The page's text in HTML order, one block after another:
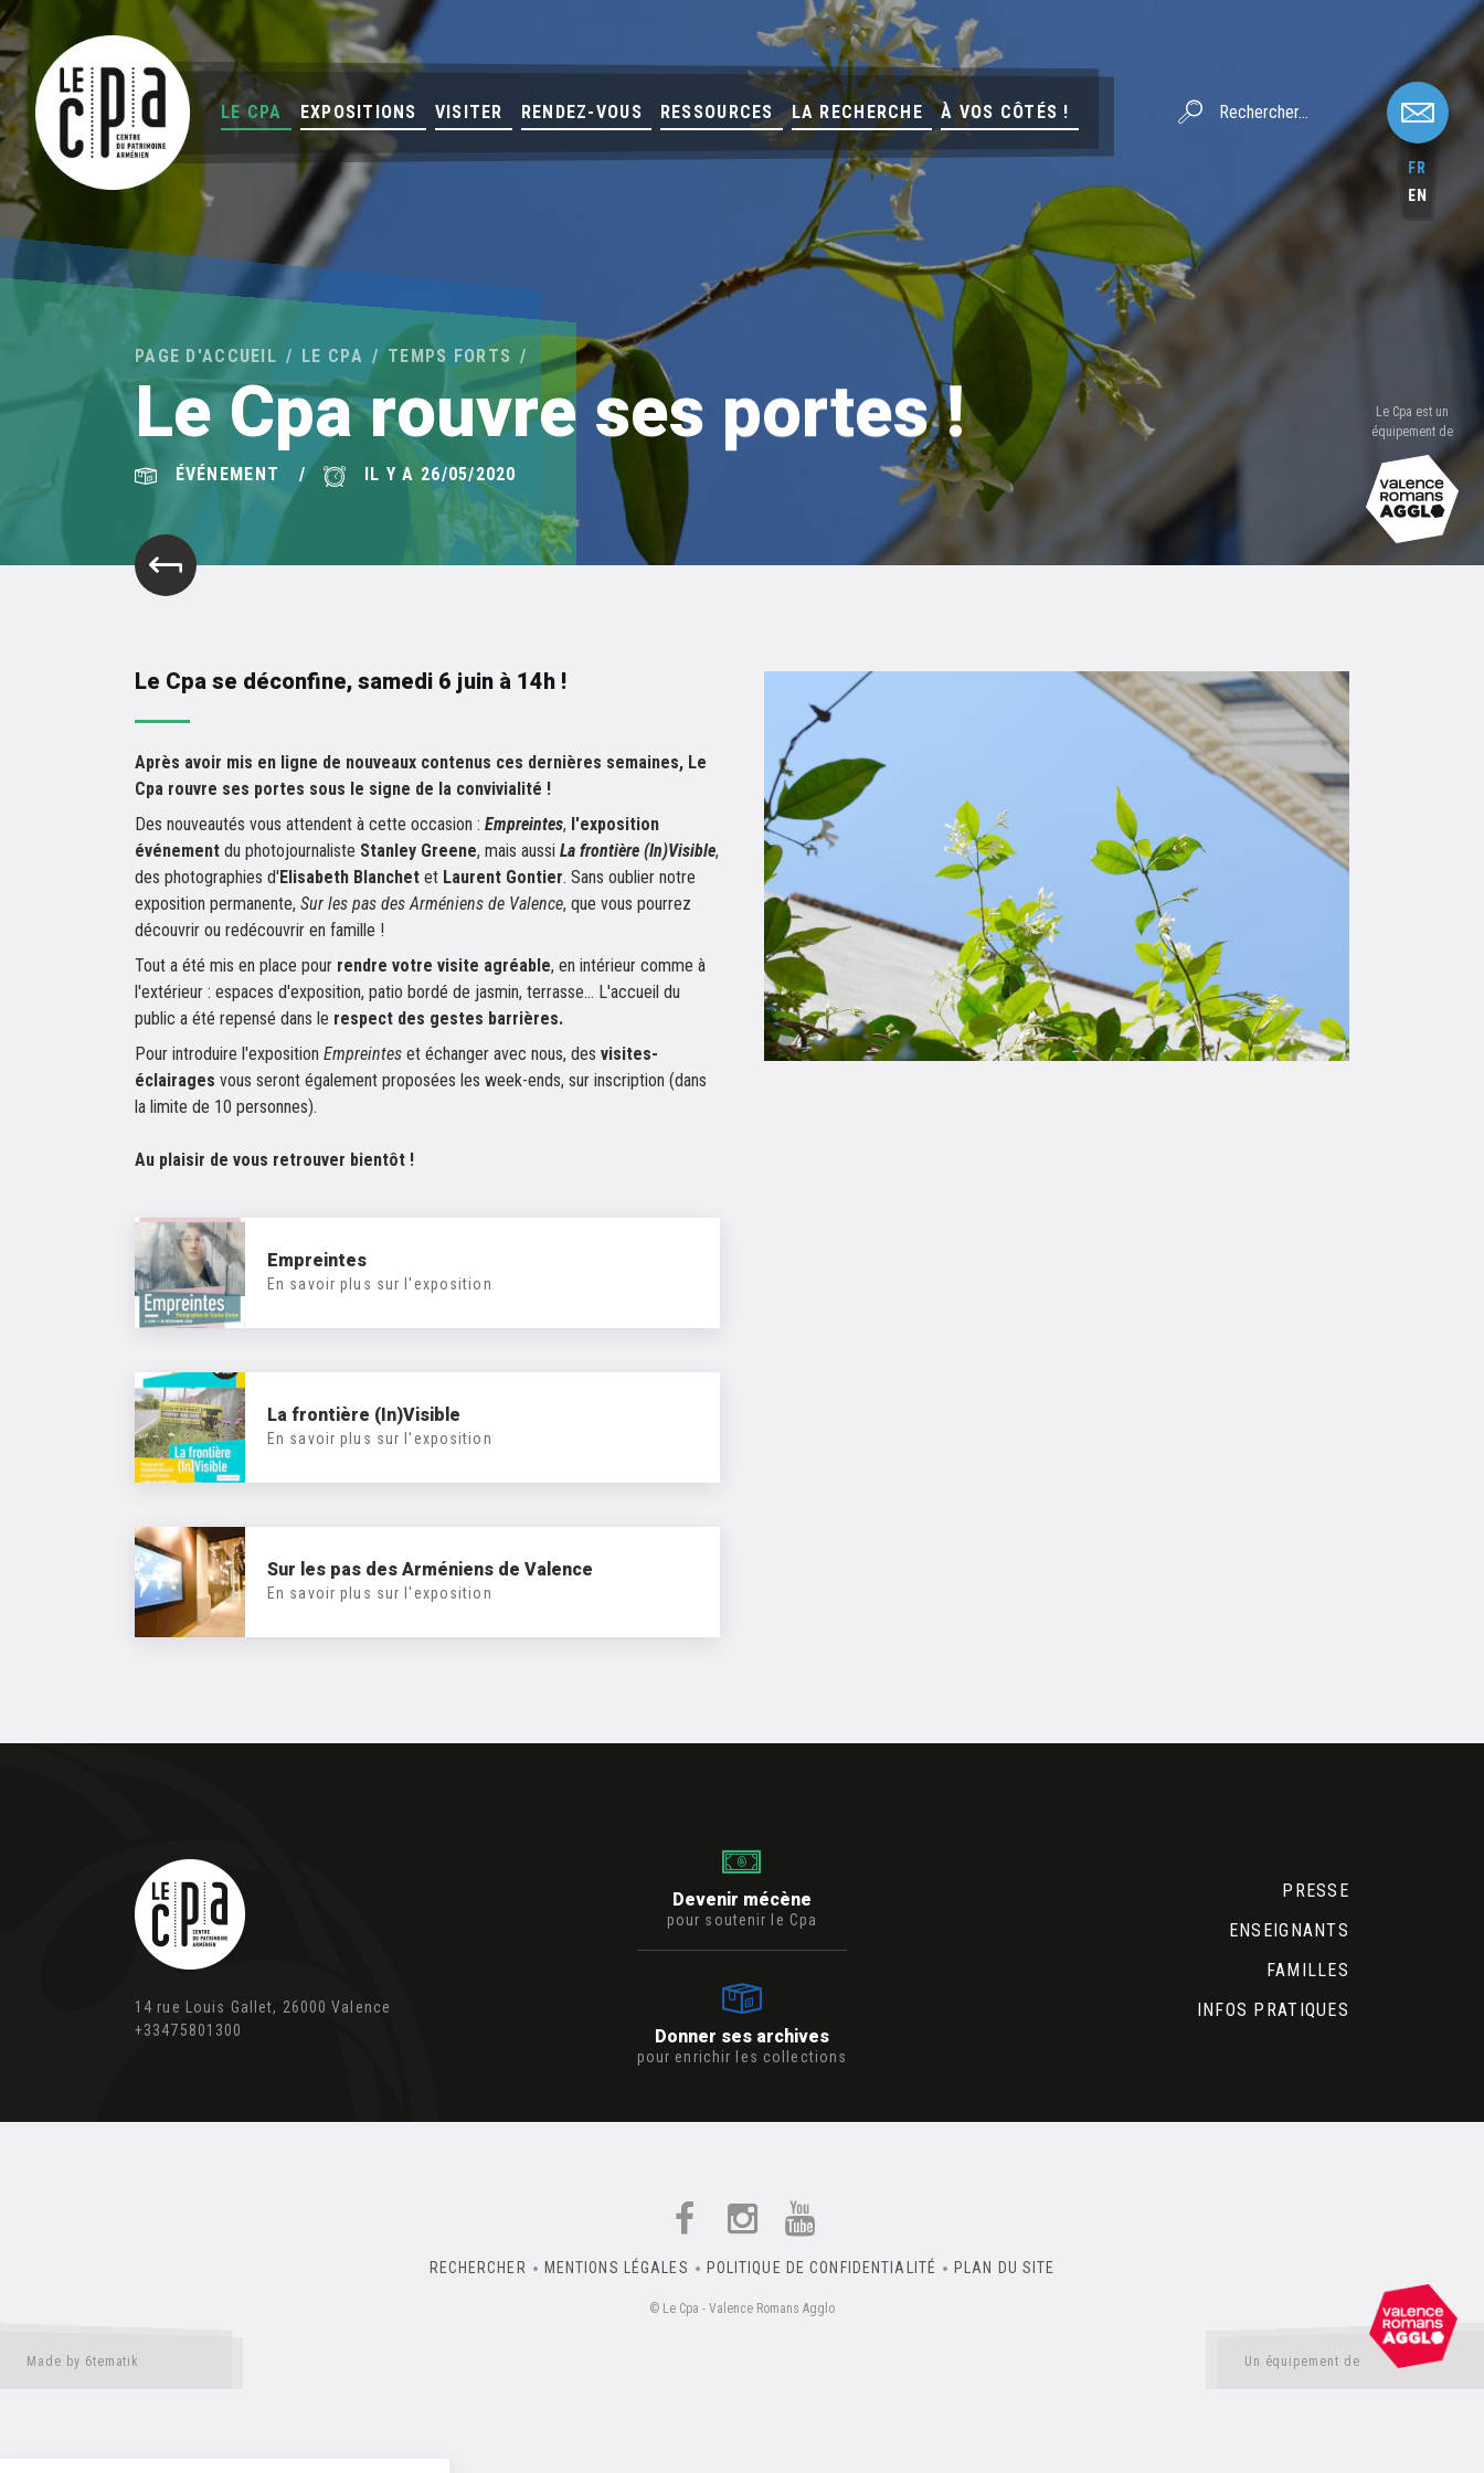
LE CPA EXPOSITIONS VISITER RENDEZ-VOUS RESSOURCES LA RECHERCHE À VOS CÔTÉS !
FR
EN
Le Cpa est un
équipement de
PAGE D'ACCUEIL LE CPA TEMPS FORTS
Le Cpa rouvre ses portes !
ÉVÉNEMENT IL Y A 26/05/2020
Le Cpa se déconfine, samedi 6 juin à 14h !
Après avoir mis en ligne de nouveaux contenus ces dernières semaines, Le
Cpa rouvre ses portes sous le signe de la convivialité !
Des nouveautés vous attendent à cette occasion : Empreintes, l'exposition
événement du photojournaliste Stanley Greene, mais aussi La frontière (In)Visible,
des photographies d'Elisabeth Blanchet et Laurent Gontier. Sans oublier notre
exposition permanente, Sur les pas des Arméniens de Valence, que vous pourrez
découvrir ou redécouvrir en famille !
Tout a été mis en place pour rendre votre visite agréable, en intérieur comme à
l'extérieur : espaces d'exposition, patio bordé de jasmin, terrasse... L'accueil du
public a été repensé dans le respect des gestes barrières.
Pour introduire l'exposition Empreintes et échanger avec nous, des visites-
éclairages vous seront également proposées les week-ends, sur inscription (dans
la limite de 10 personnes).
Au plaisir de vous retrouver bientôt !
Empreintes
En savoir plus sur l'exposition
La frontière (In)Visible
En savoir plus sur l'exposition
Sur les pas des Arméniens de Valence
En savoir plus sur l'exposition
14 rue Louis Gallet, 26000 Valence
+33475801300
PRESSE
ENSEIGNANTS
FAMILLES
INFOS PRATIQUES
Devenir mécène
pour soutenir le Cpa
Donner ses archives
pour enrichir les collections
RECHERCHER MENTIONS LÉGALES POLITIQUE DE CONFIDENTIALITÉ PLAN DU SITE
© Le Cpa - Valence Romans Agglo
Made by 6tematik Un équipement de